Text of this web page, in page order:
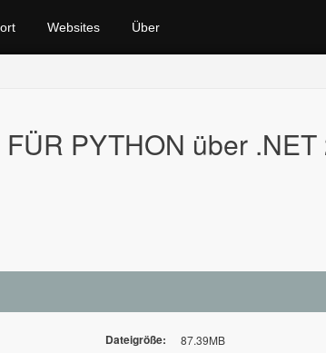
Websites Über
PYTHON über
Dateigröße: 87.39MB